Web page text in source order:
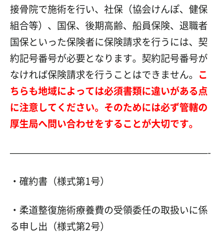
接骨院で施術を行い、社保（協会けんぽ、健保
組合等）、国保、後期高齢、船員保険、退職者
国保といった保険者に保険請求を行うには、契
約記号番号が必要となります。契約記号番号が
なければ保険請求を行うことはできません。 こ
ちらも地域によっては必須書類に違いがある点
に注意してください。そのためには必ず管轄の
厚生局へ問い合わせをすることが大切です。
—————————————————————-
・確約書（様式第1号）
・柔道整復施術療養費の受領委任の取扱いに係
る申し出（様式第2号）